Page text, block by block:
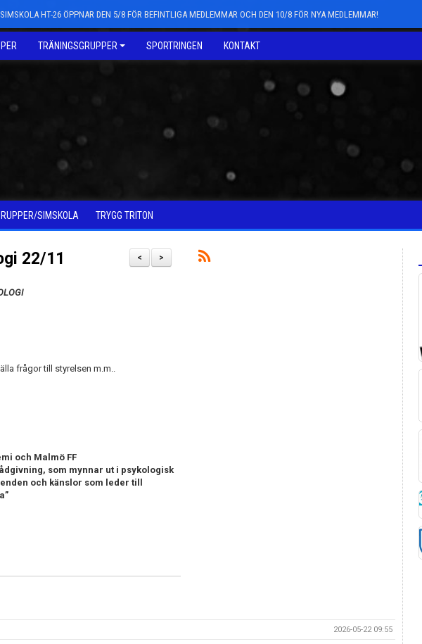
HT-26 ÖPPNAR DEN 5/8 FÖR BEFINTLIGA MEDLEMMAR OCH DEN 10/8 FÖR NYA MEDLEMMAR!
TRÄNINGSGRUPPER SPORTRINGEN KONTAKT
SIMSKOLA TRYGG TRITON
>
<
22/11
frågor till styrelsen m.m..
och Malmö FF
som mynnar ut i psykologisk
och känslor som leder till
2026-05-22 09:55